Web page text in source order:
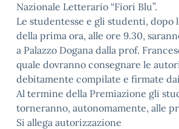
Nazionale Letterario “Fiori Blu”.
Le studentesse e gli studenti, dopo
della prima ora, alle ore 9.30,
a Palazzo Dogana dalla prof.
quale dovranno consegnare le
debitamente compilate e firmate
Al termine della Premiazione gli
torneranno, autonomamente, alle
Si allega autorizzazione